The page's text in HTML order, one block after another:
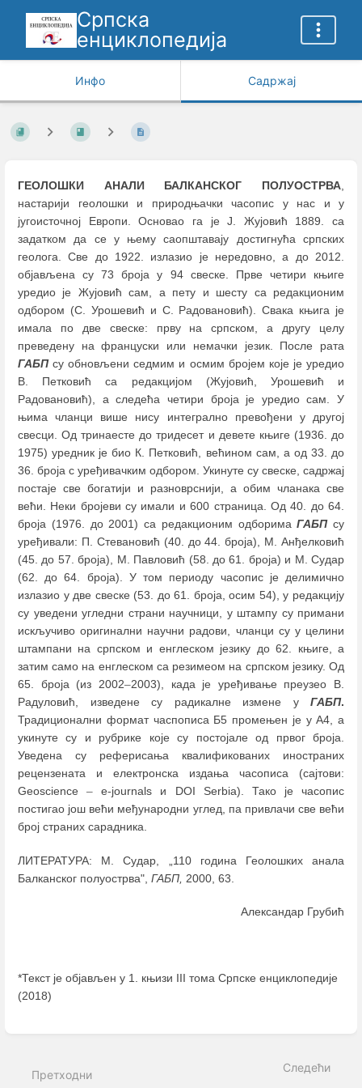
Српска
енциклопедија
Инфо Садржај
ГЕОЛОШКИ АНАЛИ БАЛКАНСКОГ ПОЛУОСТРВА,
настарији геолошки и природњачки часопис у нас и у
југоисточној Европи. Основао га је Ј. Жујовић 1889. са
задатком да се у њему саопштавају достигнућа српских
геолога. Све до 1922. излазио је нередовно, а до 2012.
објављена су 73 броја у 94 свеске. Прве четири књиге
уредио је Жујовић сам, а пету и шесту са редакционим
одбором (С. Урошевић и С. Радовановић). Свака књига је
имала по две свеске: прву на српском, а другу целу
преведену на француски или немачки језик. После рата
ГАБПсу обновљени седмим и осмим бројем које је уредио
В. Петковић са редакцијом (Жујовић, Урошевић и
Радовановић), а следећа четири броја је уредио сам. У
њима чланци више нису интегрално превођени у другој
свесци. Од тринаесте до тридесет и девете књиге (1936. до
1975) уредник је био К. Петковић, већином сам, а од 33. до
36. броја с уређивачким одбором. Укинуте су свеске, садржај
постаје све богатији и разноврснији, а обим чланака све
већи. Неки бројеви су имали и 600 страница. Од 40. до 64.
броја (1976. до 2001) са редакционим одборимаГАБПсу
уређивали: П. Стевановић (40. до 44. броја), М. Анђелковић
(45. до 57. броја), М. Павловић (58. до 61. броја) и М. Судар
(62. до 64. броја). У том периоду часопис је делимично
излазио у две свеске (53. до 61. броја, осим 54), у редакцију
су уведени угледни страни научници, у штампу су примани
искључиво оригинални научни радови, чланци су у целини
штампани на српском и енглеском језику до 62. књиге, а
затим само на енглеском са резимеом на српском језику. Од
65. броја (из 2002–2003), када је уређивање преузео В.
Радуловић, изведене су радикалне измене у ГАБП.
Традиционални формат часпописа Б5 промењен је у А4, а
укинуте су и рубрике које су постојале од првог броја.
Уведена су реферисања квалификованих иностраних
рецензената и електронска издања часописа (сајтови:
Geoscience– e-journals и DOI Serbia). Тако је часопис
постигао још већи међународни углед, па привлачи све већи
број страних сарадника.
ЛИТЕРАТУРА: М. Судар, „110 година Геолошких анала
Балканског полуострва", ГАБП, 2000, 63.
Александар Грубић
*Текст је објављен у 1. књизи III тома Српске енциклопедије
(2018)
mode
Претходни
Следећи